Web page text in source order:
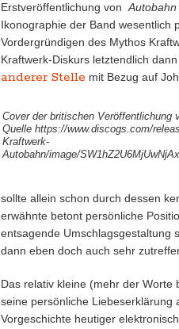
Erstveröffentlichung von Autobahn
Ikonographie der Band wesentlich
Vordergründigen des Mythos
Kraftwerk-Diskurs letztendlich
anderer Stelle mit Bezug auf
Cover der britischen Veröffentlichung
Quelle https://www.discogs.com/
Kraftwerk-
Autobahn/image/
sollte allein schon durch dessen
erwähnte betont persönliche
entsagende Umschlagsgestaltung
dann eben doch auch sehr
Das relativ kleine (mehr der Worte
seine persönliche Liebeserklärung
Vorgeschichte heutiger